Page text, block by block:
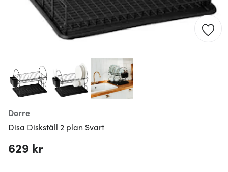
Dorre
Disa Diskställ 2 plan Svart
629 kr